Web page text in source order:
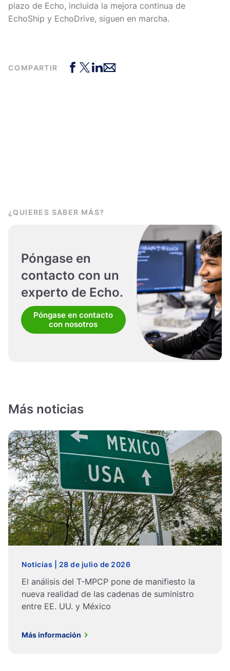
plazo de Echo, incluida la mejora continua de
EchoShip y EchoDrive, siguen en marcha.
COMPARTIR
¿QUIERES SABER MÁS?
Póngase en
contacto con un
experto de Echo.
Póngase en contacto
con nosotros
Más noticias
Noticias | 28 de julio de 2026
El análisis del T-MPCP pone de manifiesto la
nueva realidad de las cadenas de suministro
entre EE. UU. y México
Más información